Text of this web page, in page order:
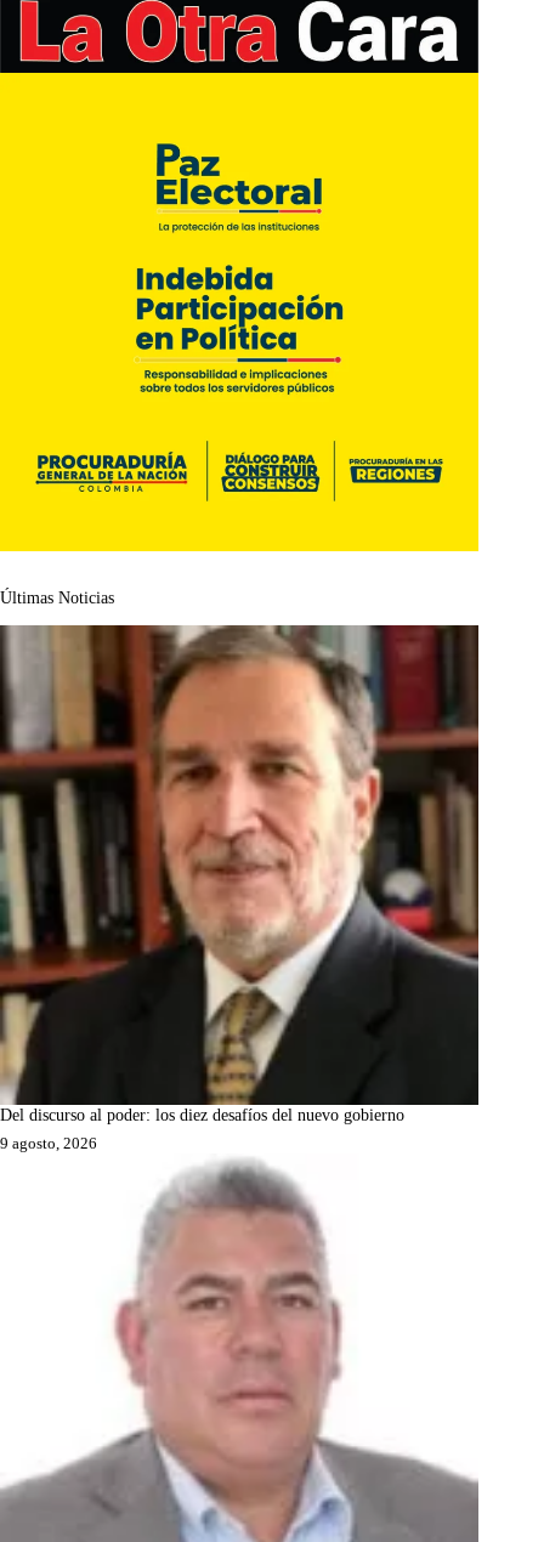
Últimas Noticias
Del discurso al poder: los diez desafíos del nuevo gobierno
9 agosto, 2026